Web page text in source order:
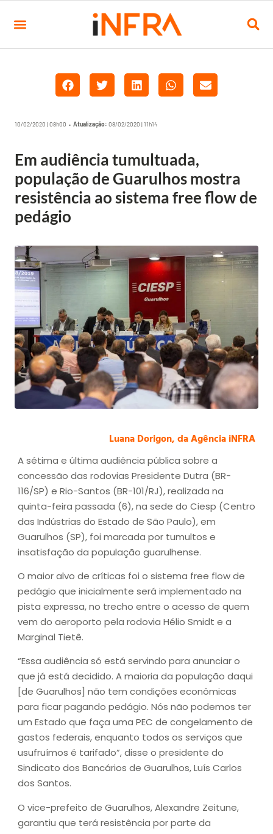
10/02/2020 | 08h00 • Atualização: 08/02/2020 | 11h14
Em audiência tumultuada,
população de Guarulhos mostra
resistência ao sistema free flow de
pedágio
Luana Dorigon, da Agência iNFRA
A sétima e última audiência pública sobre a
concessão das rodovias Presidente Dutra (BR-
116/SP) e Rio-Santos (BR-101/RJ), realizada na
quinta-feira passada (6), na sede do Ciesp (Centro
das Indústrias do Estado de São Paulo), em
Guarulhos (SP), foi marcada por tumultos e
insatisfação da população guarulhense.
O maior alvo de críticas foi o sistema free flow de
pedágio que inicialmente será implementado na
pista expressa, no trecho entre o acesso de quem
vem do aeroporto pela rodovia Hélio Smidt e a
Marginal Tietê.
“Essa audiência só está servindo para anunciar o
que já está decidido. A maioria da população daqui
[de Guarulhos] não tem condições econômicas
para ficar pagando pedágio. Nós não podemos ter
um Estado que faça uma PEC de congelamento de
gastos federais, enquanto todos os serviços que
usufruímos é tarifado”, disse o presidente do
Sindicato dos Bancários de Guarulhos, Luís Carlos
dos Santos.
O vice-prefeito de Guarulhos, Alexandre Zeitune,
garantiu que terá resistência por parte da